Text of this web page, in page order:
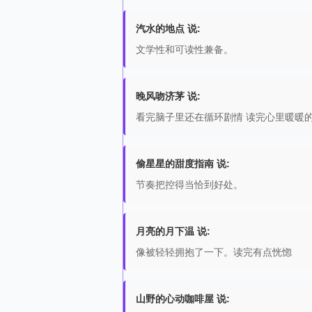
汽水的地点 说:
文学性和可读性兼备。
晚风吻济茅 说:
看完脑子里还在循环剧情 读完心里暖暖
偷星星的甜度指南 说:
节奏把控得当恰到好处。
月亮的月下温 说:
像被轻轻拥抱了一下。读完有点恍惚
山野的心动咖啡屋 说: